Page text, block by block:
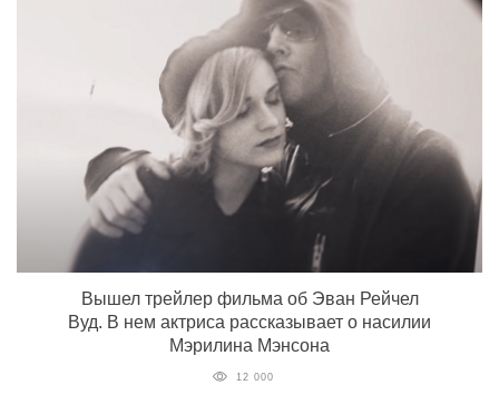
Вышел трейлер фильма об Эван Рейчел
Вуд. В нем актриса рассказывает о насилии
Мэрилина Мэнсона
12 000